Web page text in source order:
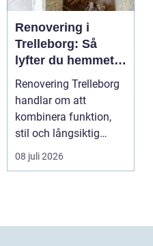
Renovering i
Trelleborg: Så
lyfter du hemmet
på ett smart sätt
Renovering Trelleborg
handlar om att
kombinera funktion,
stil och långsiktig
ekonomi i samma p...
08 juli 2026